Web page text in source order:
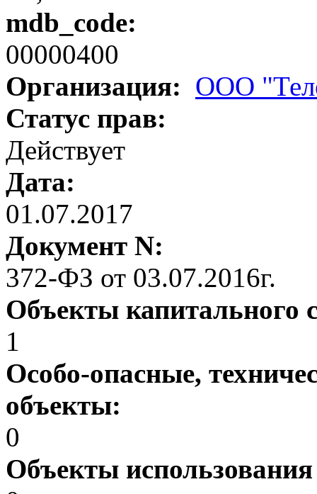
mdb_code:
00000400
Организация: ООО
Статус прав:
Действует
Дата:
01.07.2017
Документ N:
372-ФЗ от 03.07.2016г.
Объекты капитального
1
Особо-опасные,
объекты:
0
Объекты